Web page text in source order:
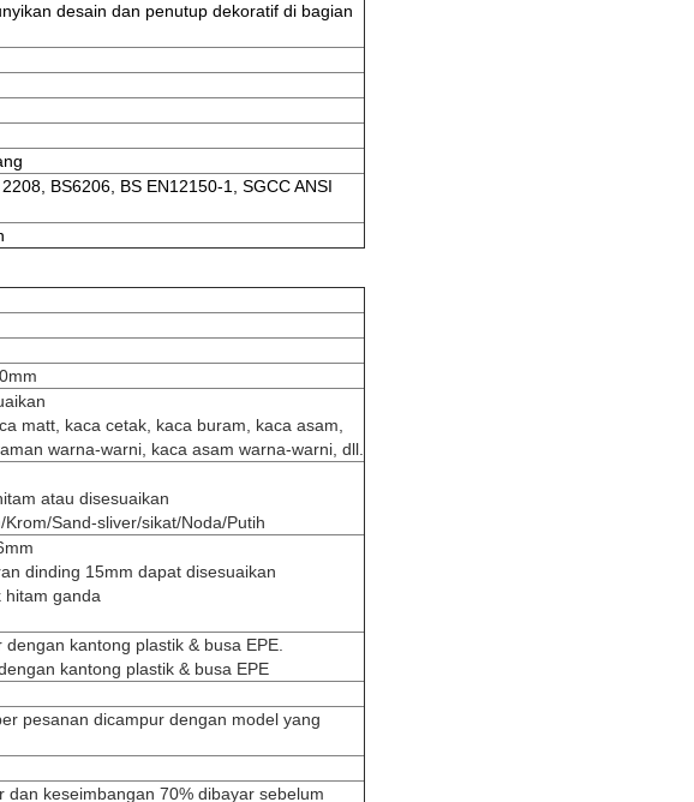
desain dan penutup dekoratif di bagian
BS6206, BS EN12150-1, SGCC ANSI
matt, kaca cetak, kaca buram, kaca asam,
warna-warni, kaca asam warna-warni, dll.
atau disesuaikan
Sand-sliver/sikat/Noda/Putih
dinding 15mm dapat disesuaikan
hitam ganda
kantong plastik & busa EPE.
kantong plastik & busa EPE
pesanan dicampur dengan model yang
dan keseimbangan 70% dibayar sebelum